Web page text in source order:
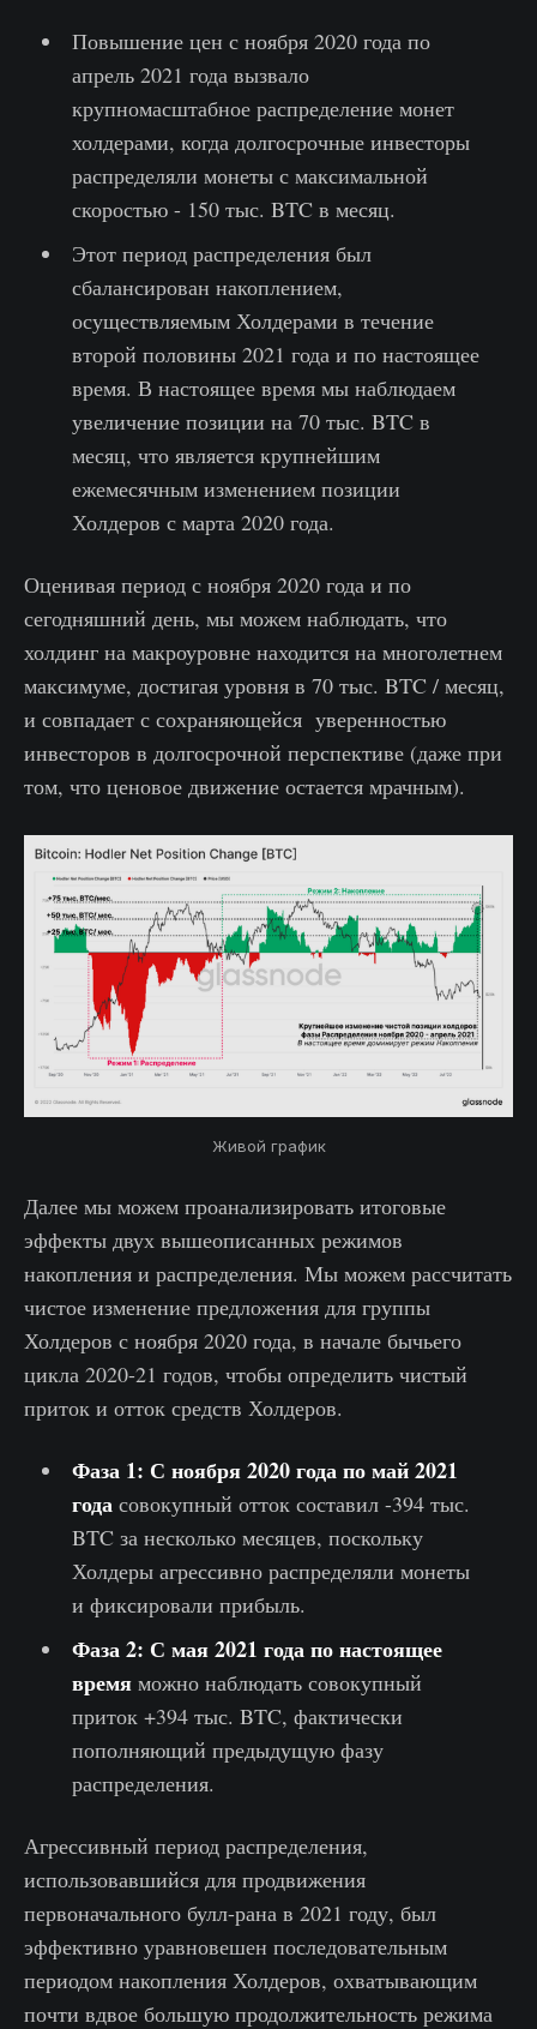
Повышение цен с ноября 2020 года по
апрель 2021 года вызвало
крупномасштабное распределение монет
холдерами, когда долгосрочные инвесторы
распределяли монеты с максимальной
скоростью - 150 тыс. BTC в месяц.
Этот период распределения был
сбалансирован накоплением,
осуществляемым Холдерами в течение
второй половины 2021 года и по настоящее
время. В настоящее время мы наблюдаем
увеличение позиции на 70 тыс. BTC в
месяц, что является крупнейшим
ежемесячным изменением позиции
Холдеров с марта 2020 года.
Оценивая период с ноября 2020 года и по
сегодняшний день, мы можем наблюдать, что
холдинг на макроуровне находится на многолетнем
максимуме, достигая уровня в 70 тыс. BTC / месяц,
и совпадает с сохраняющейся уверенностью
инвесторов в долгосрочной перспективе (даже при
том, что ценовое движение остается мрачным).
Живой график
Далее мы можем проанализировать итоговые
эффекты двух вышеописанных режимов
накопления и распределения. Мы можем рассчитать
чистое изменение предложения для группы
Холдеров с ноября 2020 года, в начале бычьего
цикла 2020-21 годов, чтобы определить чистый
приток и отток средств Холдеров.
Фаза 1: С ноября 2020 года по май 2021
годасовокупный отток составил -394 тыс.
BTC за несколько месяцев, поскольку
Холдеры агрессивно распределяли монеты
и фиксировали прибыль.
Фаза 2: С мая 2021 года по настоящее
времяможно наблюдать совокупный
приток +394 тыс. BTC, фактически
пополняющий предыдущую фазу
распределения.
Агрессивный период распределения,
использовавшийся для продвижения
первоначального булл-рана в 2021 году, был
эффективно уравновешен последовательным
периодом накопления Холдеров, охватывающим
почти вдвое большую продолжительность режима